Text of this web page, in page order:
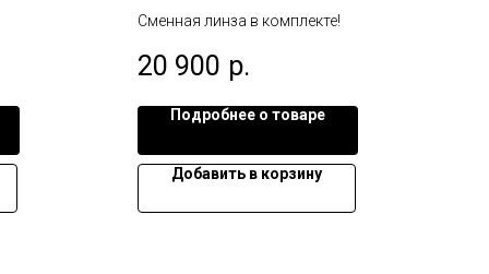
Сменная линза в комплекте!
20 900 р.
Подробнее о товаре
Добавить в корзину